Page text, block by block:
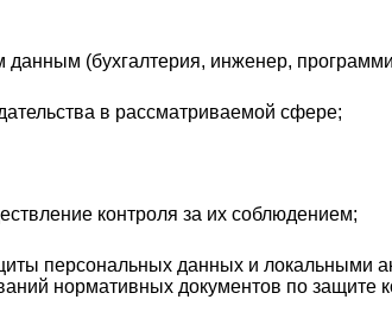
(бухгалтерия, инженер,
в рассматриваемой сфере;
контроля за их соблюдением;
персональных данных и локальными
нормативных документов по защите